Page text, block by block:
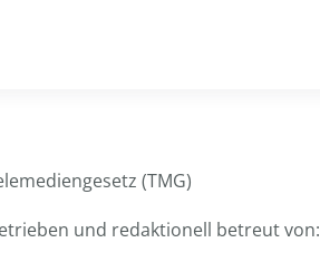
(TMG)
und redaktionell betreut von: